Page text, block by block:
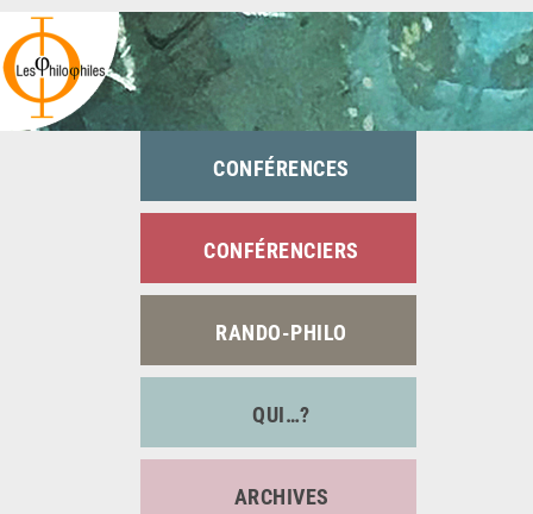
Passer
au
contenu
CONFÉRENCES
CONFÉRENCIERS
RANDO-PHILO
QUI…?
ARCHIVES